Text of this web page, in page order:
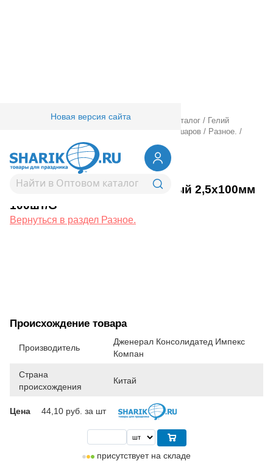
Новая версия сайта
Товары для праздника/ Оптовый каталог / Гелий
Аксессуары для шаров / Разное. /
Стяжка Хомут белый 2,5х100мм 100шт/G
1302-1723Стяжка Хомут белый 2,5х100мм
100шт/G
Вернуться в раздел Разное.
Происхождение товара
Производитель
Дженерал Консолидатед Импекс
Компан
Страна
происхождения
Китай
Цена 44,10 руб. за шт
присутствует на складе